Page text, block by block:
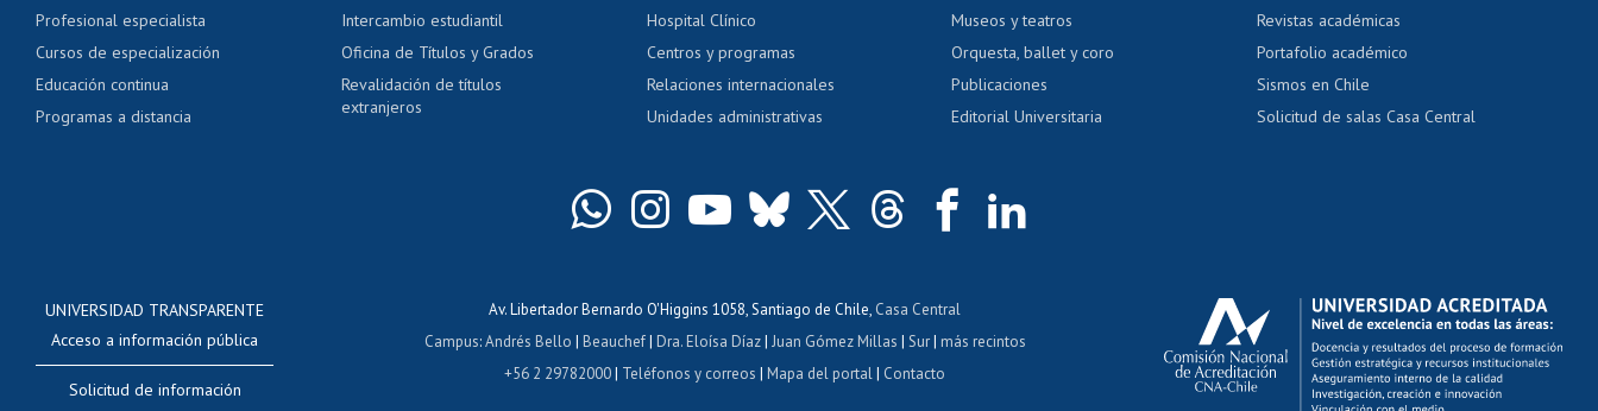
Mi Uchile Ayuda tecnológica Tarjeta TUI Acoso laboral, sexual y violencia Denuncias administrativas
Profesional especialista
Cursos de especialización
Educación continua
Programas a distancia
Intercambio estudiantil
Oficina de Títulos y Grados
Revalidación de títulos
extranjeros
Hospital Clínico
Centros y programas
Relaciones internacionales
Unidades administrativas
Museos y teatros
Orquesta, ballet y coro
Publicaciones
Editorial Universitaria
Revistas académicas
Portafolio académico
Sismos en Chile
Solicitud de salas Casa Central
UNIVERSIDAD TRANSPARENTE
Acceso a información pública
Solicitud de información
Av. Libertador Bernardo O'Higgins 1058, Santiago de Chile, Casa Central
Campus:Andrés Bello | Beauchef| Dra. Eloísa Díaz| Juan Gómez Millas | Sur| más recintos
+56 2 29782000| Teléfonos y correos |Mapa del portal| Contacto